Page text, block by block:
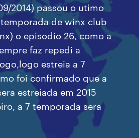
2014) passou o utimo
de winx club
o episodio 26, como a
faz repedi a
estreia a 7
foi confirmado que a
estreiada em 2015
a 7 temporada sera